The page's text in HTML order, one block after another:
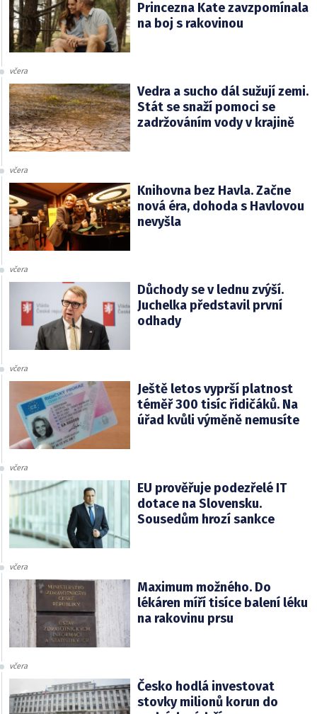
Princezna Kate zavzpomínala
na boj s rakovinou
včera
Vedra a sucho dál sužují zemi.
Stát se snaží pomoci se
zadržováním vody v krajině
včera
Knihovna bez Havla. Začne
nová éra, dohoda s Havlovou
nevyšla
včera
Důchody se v lednu zvýší.
Juchelka představil první
odhady
včera
Ještě letos vyprší platnost
téměř 300 tisíc řidičáků. Na
úřad kvůli výměně nemusíte
včera
EU prověřuje podezřelé IT
dotace na Slovensku.
Sousedům hrozí sankce
včera
Maximum možného. Do
lékáren míří tisíce balení léku
na rakovinu prsu
včera
Česko hodlá investovat
stovky milionů korun do